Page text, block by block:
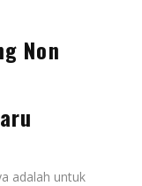
Non
adalah untuk